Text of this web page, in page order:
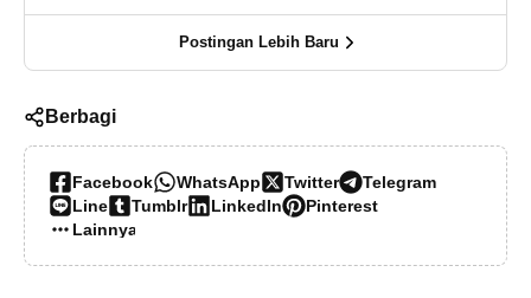
Postingan Lebih Baru
Berbagi
Facebook WhatsApp Twitter
Telegram
Line
Tumblr LinkedIn
Pinterest
Lainnya…